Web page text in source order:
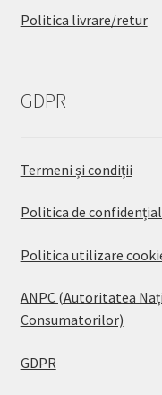
Politica livrare/retur
GDPR
Termeni și condiții
Politica de
Politica utilizare
ANPC (Autoritatea
Consumatorilor)
GDPR